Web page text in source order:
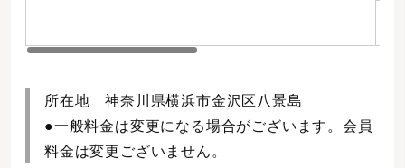
所在地 神奈川県横浜市金沢区八景島
●一般料金は変更になる場合がございます。会員
料金は変更ございません。